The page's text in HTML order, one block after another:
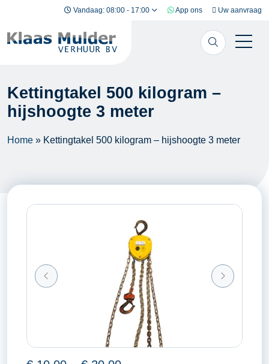
Ga naar inhoud Vandaag: 08:00 - 17:00 App ons Uw aanvraag
Kettingtakel 500 kilogram –
hijshoogte 3 meter
Home » Kettingtakel 500 kilogram – hijshoogte 3 meter